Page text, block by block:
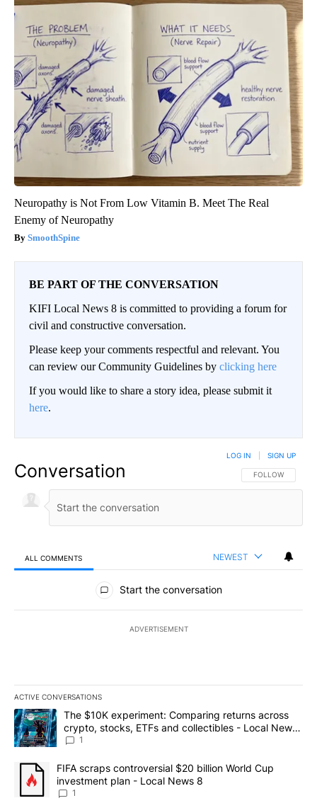
Neuropathy is Not From Low Vitamin B. Meet The Real
Enemy of Neuropathy
SmoothSpine
BE PART OF THE CONVERSATION
KIFI Local News 8 is committed to providing a forum for
civil and constructive conversation.
Please keep your comments respectful and relevant. You
can review our Community Guidelines by clicking here
If you would like to share a story idea, please submit it
here.
Conversation FOLLOW THIS
FOLLOW
LOG IN SIGN UP
ALL COMMENTS NEWEST
All Comments
Start the conversation
ADVERTISEMENT
ACTIVE CONVERSATIONS
The following is a list of the most commented articles in the last
A trending article titled "The $10K experiment: Comparing
The $10K experiment: Comparing returns across
crypto, stocks, ETFs and collectibles - Local News
8
1
A trending article titled "FIFA scraps controversial $20 billion
FIFA scraps controversial $20 billion World Cup
investment plan - Local News 8
1